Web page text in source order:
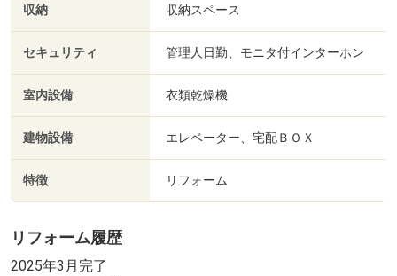
収納 収納スペース
セキュリティ 管理人日勤、モニタ付インターホン
室内設備 衣類乾燥機
建物設備 エレベーター、宅配ＢＯＸ
特徴 リフォーム
リフォーム履歴
2025年3月完了